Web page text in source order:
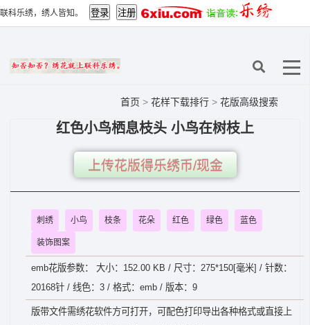
联科乐绣，绣人皆知。
首页 > 花样下载排行 > 花版高级搜索
红色小鸟栖息枝头 小鸟在树枝上
上传花版得乐绣币/现金
刺绣 小鸟 枝条 花朵 红色 绿色 蓝色
装饰图案
emb花版参数： 大小：152.00 KB / 尺寸：275*150[毫米] / 针数：
20168针 / 线色：3 / 格式：emb / 版本：9
版带文件需绣花软件方可打开，可配色打印导出各种格式或直接上